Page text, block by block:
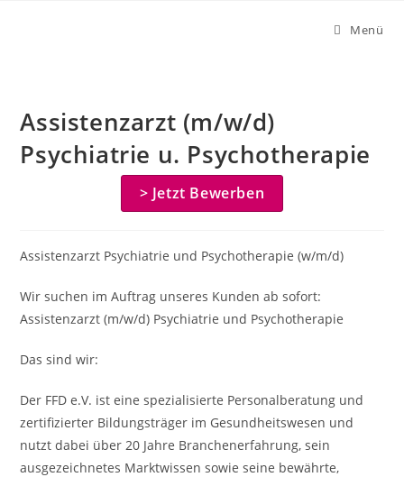
Menü
Assistenzarzt (m/w/d)
Psychiatrie u. Psychotherapie
> Jetzt Bewerben
Assistenzarzt Psychiatrie und Psychotherapie (w/m/d)
Wir suchen im Auftrag unseres Kunden ab sofort:
Assistenzarzt (m/w/d) Psychiatrie und Psychotherapie
Das sind wir:
Der FFD e.V. ist eine spezialisierte Personalberatung und
zertifizierter Bildungsträger im Gesundheitswesen und
nutzt dabei über 20 Jahre Branchenerfahrung, sein
ausgezeichnetes Marktwissen sowie seine bewährte,